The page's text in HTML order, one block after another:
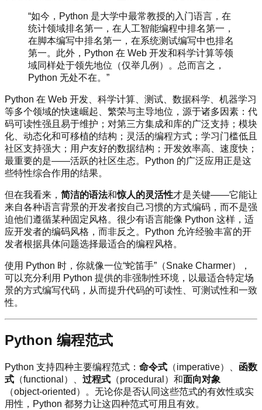
“如今，Python 是大学中最常教授的入门语言，在
统计领域排名第一，在人工智能编程中排名第一，
在脚本编写中排名第一，在系统测试编写中也排名
第一。此外，Python 在 Web 开发和科学计算等领
域同样处于领先地位（仅举几例）。总而言之，
Python 无处不在。”
Python 在 Web 开发、科学计算、测试、数据科学、机器学习
等多个领域的快速崛起、繁荣与主导地位，源于诸多因素：代
码可读性强且易于维护；对第三方集成和库的广泛支持；模块
化、动态化和可移植的结构；灵活的编程方式；学习门槛低且
社区支持强大；用户友好的数据结构；开发效率高、速度快；
最重要的是——活跃的社区生态。Python 的广泛应用正是这
些特性综合作用的结果。
但在我看来， 简洁的语法和惊人的灵活性才是关键——它能让
来自各种语言背景的开发者按自己习惯的方式编码，而不是强
迫他们遵循某种固定风格。很少有语言能像 Python 这样，适
应开发者的编码风格，而非反之。Python 允许经验丰富的开
发者根据具体问题选择最适合的编程风格。
使用 Python 时，你就像一位“蛇笛手”（Snake Charmer），
可以充分利用 Python 提供的非强制性环境，以最适合特定场
景的方式编写代码，从而提升代码的可读性、可测试性和一致
性。
Python 编程范式
Python 支持四种主要编程范式： 命令式 （imperative）、 函数
式 （functional）、 过程式 （procedural）和面向对象
（object-oriented）。无论你是否认同这些范式的有效性或实
用性，Python 都努力让这四种范式可用且有效。